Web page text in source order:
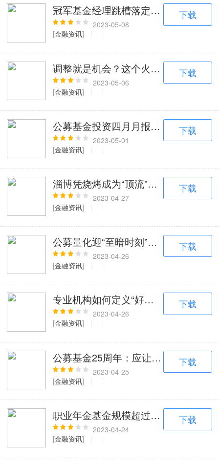
冠军基金经理跳槽落定，接管老牌“10
2023-05-08
[金融资讯]
下载
调整就是机会？这个火爆的板块竟连
2023-05-06
[金融资讯]
下载
公募基金投资四月月报丨基金牛市未
2023-05-01
[金融资讯]
下载
淄博凭烧烤成为“顶流”前，风投已经
2023-04-27
[金融资讯]
下载
公募量化迎“至暗时刻”：正收益产品
2023-04-26
[金融资讯]
下载
专业机构如何定义“好基金”？平台型
2023-04-26
[金融资讯]
下载
公募基金25周年：应让投资者更有获
2023-04-25
[金融资讯]
下载
职业年金基金规模超过2.11万亿元
2023-04-24
[金融资讯]
下载